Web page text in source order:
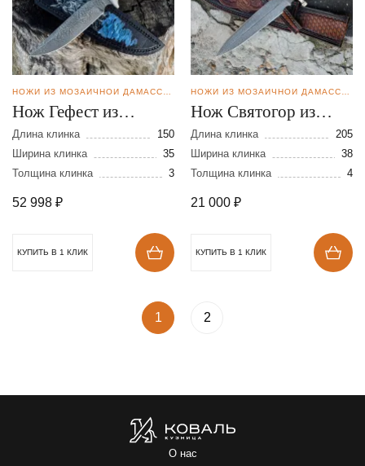
НОЖИ ИЗ МОЗАИЧНОЙ ДАМАССКОЙ СТАЛИ
Нож Гефест из
мозаичной дамасской
стали
Длина клинка
150
Ширина клинка
35
Толщина клинка
3
52 998 ₽
КУПИТЬ В 1 КЛИК
НОЖИ ИЗ МОЗАИЧНОЙ ДАМАССКОЙ СТАЛИ
Нож Святогор из
дамасской стали
Длина клинка
205
Ширина клинка
38
Толщина клинка
4
21 000 ₽
КУПИТЬ В 1 КЛИК
1 2
О нас